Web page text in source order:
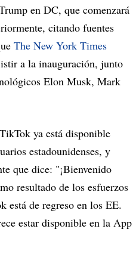
en DC, que comenzará
citando fuentes
The New York Times
a la inauguración, junto
Elon Musk, Mark
ya está disponible
estadounidenses, y
que dice: "¡Bienvenido
resultado de los esfuerzos
está de regreso en los EE.
estar disponible en la App